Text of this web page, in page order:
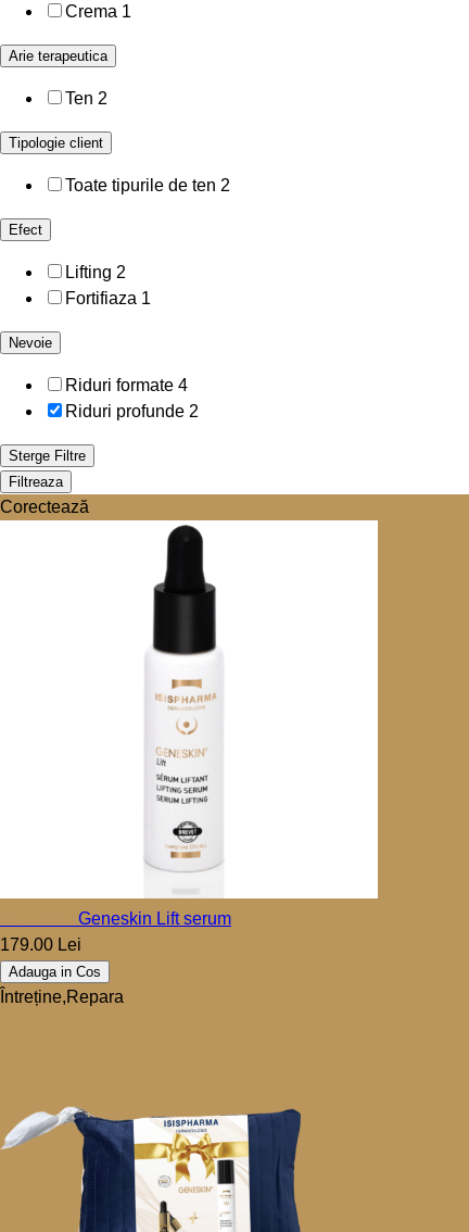
Crema 1
Arie terapeutica
Ten 2
Tipologie client
Toate tipurile de ten 2
Efect
Lifting 2
Fortifiaza 1
Nevoie
Riduri formate 4
Riduri profunde 2
Sterge Filtre
Filtreaza
Corectează
Geneskin Lift serum
179.00 Lei
Adauga in Cos
Întreține,Repara